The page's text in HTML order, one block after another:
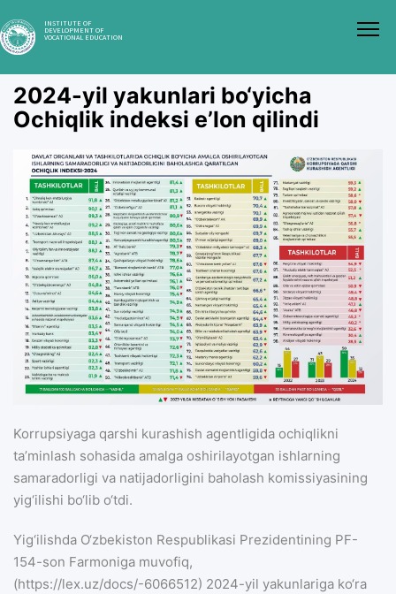
INSTITUTE OF
DEVELOPMENT OF
VOCATIONAL EDUCATION
2024-yil yakunlari bo‘yicha
Ochiqlik indeksi eʼlon qilindi
Korrupsiyaga qarshi kurashish agentligida ochiqlikni
taʼminlash sohasida amalga oshirilayotgan ishlarning
samaradorligi va natijadorligini baholash komissiyasining
yig‘ilishi bo‘lib o‘tdi.
Yig‘ilishda O‘zbekiston Respublikasi Prezidentining PF-
154-son Farmoniga muvofiq,
(https://lex.uz/docs/-6066512) 2024-yil yakunlariga ko‘ra